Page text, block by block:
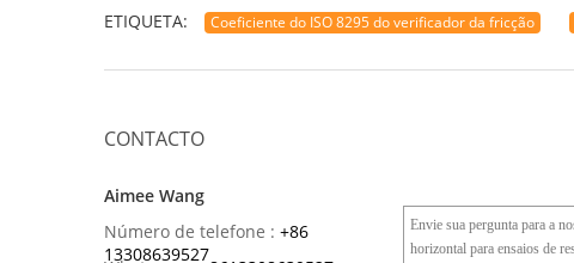
ETIQUETA: Coeficiente do ISO 8295 do verificador da fricção
CONTACTO
Aimee Wang
Número de telefone : +86
13308639527